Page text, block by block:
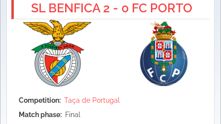
SL BENFICA 2 - 0 FC PORTO
Competition
Taça de Portugal
Match phase
Final